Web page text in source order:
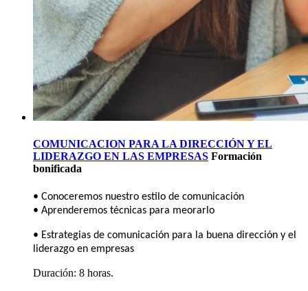
COMUNICACION PARA LA DIRECCIÓN Y EL
LIDERAZGO EN LAS EMPRESAS Formación
bonificada
• Conoceremos nuestro estilo de comunicación
• Aprenderemos técnicas para meorarlo
• Estrategias de comunicación para la buena dirección y el
liderazgo en empresas
Duración: 8 horas.